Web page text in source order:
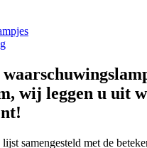
wij leggen u uit
samengesteld met de